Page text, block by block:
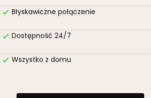
Błyskawiczne połączenie
Dostępność 24/7
Wszystko z domu